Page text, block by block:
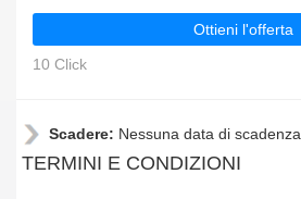
Ottieni l'offerta
10 Click
Scadere: Nessuna data di scadenza
TERMINI E CONDIZIONI